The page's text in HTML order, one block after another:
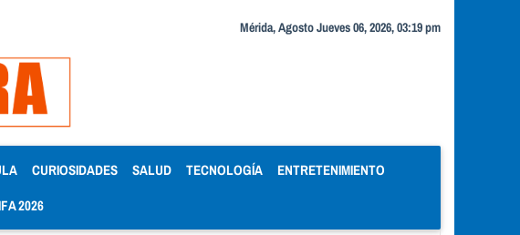
Mérida, Agosto Jueves 06, 2026, 03:19 pm
CURIOSIDADES SALUD TECNOLOGÍA ENTRETENIMIENTO
2026